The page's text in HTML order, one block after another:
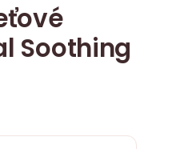
Soothing